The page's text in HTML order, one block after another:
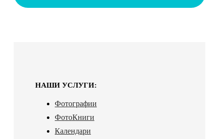
НАШИ УСЛУГИ:
Фотографии
ФотоКниги
Календари